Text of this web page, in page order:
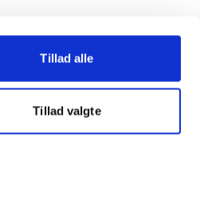
Tillad alle
Tillad valgte